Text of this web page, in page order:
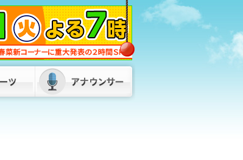
「ネパールは天国」蔵内議長の発言が波
紋 維新・吉村代表「福岡県議会改革を
公約に」 県外の議長も「本当に配慮に
欠けている」 2026/08/06 18:45
「閉める店は増えるのでは」食料品消費
税“1%減税” 外食業界から懸念の声 ス
ーパーは「値札の付け替えが大変」 福
岡 2026/08/06 18:20